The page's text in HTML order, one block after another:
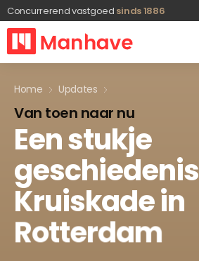
Concurrerend vastgoed sinds 1886
Home Updates
Van toen naar nu
Eenstukje
geschiedenis
Kruiskadein
Rotterdam